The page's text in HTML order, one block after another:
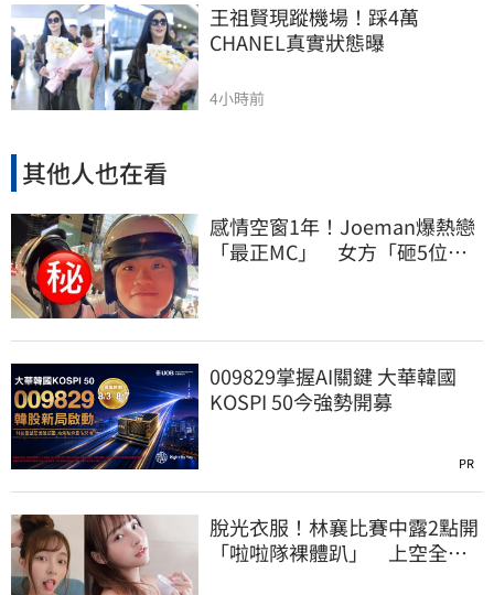
王祖賢現蹤機場！踩4萬
CHANEL真實狀態曝
4小時前
其他人也在看
感情空窗1年！Joeman爆熱戀
「最正MC」 女方「砸5位
009829掌握AI關鍵 大華韓國
KOSPI 50今強勢開募
PR
脫光衣服！林襄比賽中露2點開
「啦啦隊裸體趴」 上空全裸